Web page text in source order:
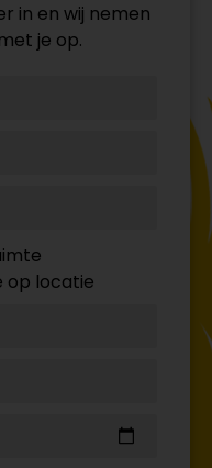
in en wij nemen
je op.
op locatie